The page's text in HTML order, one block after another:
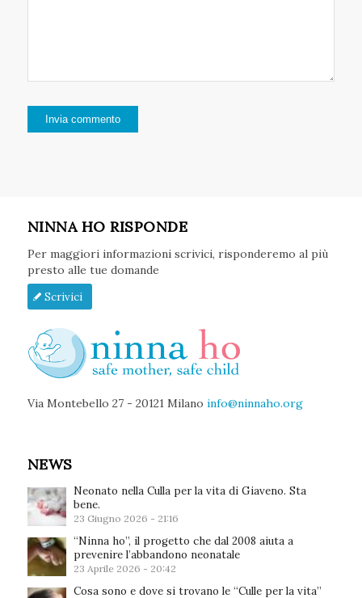
NINNA HO RISPONDE
Per maggiori informazioni scrivici, risponderemo al più
presto alle tue domande
Scrivici
Via Montebello 27 - 20121 Milano info@ninnaho.org
NEWS
Neonato nella Culla per la vita di Giaveno. Sta
bene.
23 Giugno 2026 - 21:16
“Ninna ho”, il progetto che dal 2008 aiuta a
prevenire l’abbandono neonatale
23 Aprile 2026 - 20:42
Cosa sono e dove si trovano le “Culle per la vita”